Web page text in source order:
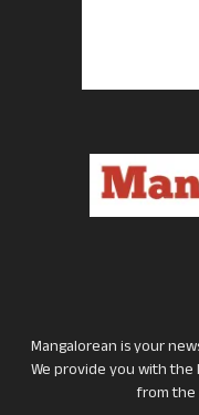
Mangalorean is your
We provide you with
from